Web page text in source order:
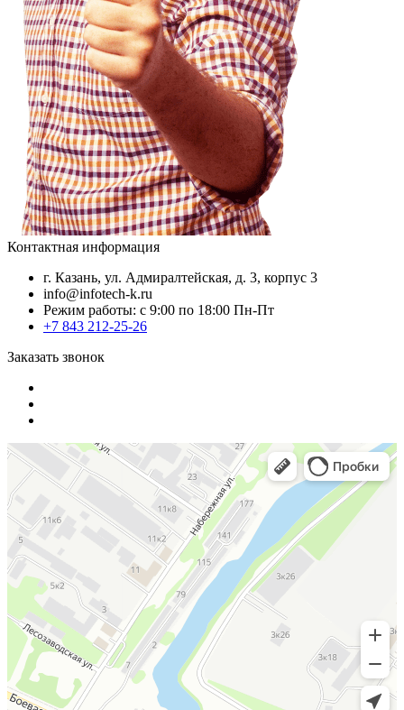
Контактная информация
г. Казань, ул. Адмиралтейская, д. 3, корпус 3
info@infotech-k.ru
Режим работы: с 9:00 по 18:00 Пн-Пт
+7 843 212-25-26
Заказать звонок